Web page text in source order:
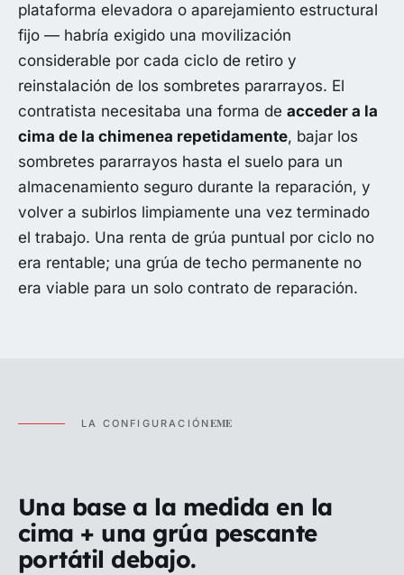
plataforma elevadora o aparejamiento estructural
fijo — habría exigido una movilización
considerable por cada ciclo de retiro y
reinstalación de los sombretes pararrayos. El
contratista necesitaba una forma de acceder a la
cima de la chimenea repetidamente, bajar los
sombretes pararrayos hasta el suelo para un
almacenamiento seguro durante la reparación, y
volver a subirlos limpiamente una vez terminado
el trabajo. Una renta de grúa puntual por ciclo no
era rentable; una grúa de techo permanente no
era viable para un solo contrato de reparación.
LA CONFIGURACIÓNEME
Una base a la medida en la
cima + una grúa pescante
portátil debajo.